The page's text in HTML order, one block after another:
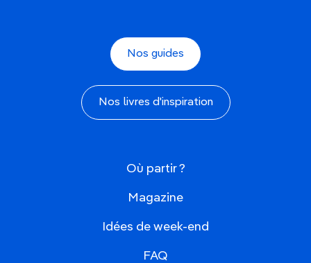
Nos guides
Nos livres d'inspiration
Où partir ?
Magazine
Idées de week-end
FAQ